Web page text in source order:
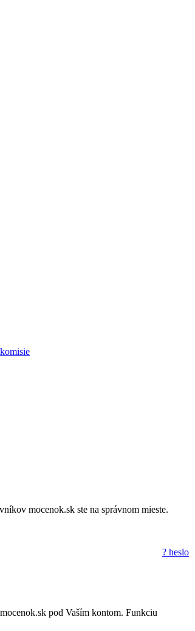
mocenok.sk ste na správnom mieste.
? heslo
pod Vaším kontom. Funkciu